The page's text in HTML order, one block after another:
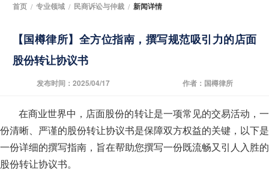
首页 / 专业领域 / 民商诉讼与仲裁 / 新闻详情
【国樽律所】全方位指南，撰写规范吸引力的店面
股份转让协议书
发布时间：2025/04/17 作者：国樽律所
在商业世界中，店面股份的转让是一项常见的交易活动，一
份清晰、严谨的股份转让协议书是保障双方权益的关键，以下是
一份详细的撰写指南，旨在帮助您撰写一份既流畅又引人入胜的
股份转让协议书。